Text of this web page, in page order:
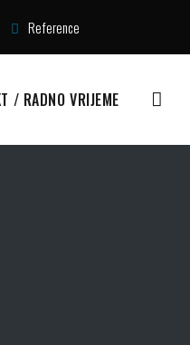
Reference
/ RADNO VRIJEME